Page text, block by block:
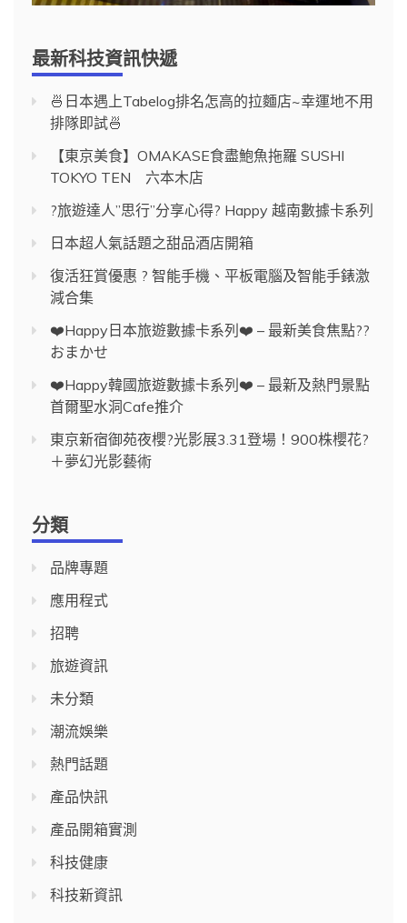
最新科技資訊快遞
🍜日本遇上Tabelog排名怎高的拉麵店~幸運地不用
排隊即試🍜
【東京美食】OMAKASE食盡鮑魚拖羅 SUSHI
TOKYO TEN 六本木店
?旅遊達人”思行”分享心得? Happy 越南數據卡系列
日本超人氣話題之甜品酒店開箱
復活狂賞優惠 ? 智能手機、平板電腦及智能手錶激
減合集
❤️Happy日本旅遊數據卡系列❤️ – 最新美食焦點??
おまかせ
❤️Happy韓國旅遊數據卡系列❤️ – 最新及熱門景點
首爾聖水洞Cafe推介
東京新宿御苑夜櫻?光影展3.31登場！900株櫻花?
＋夢幻光影藝術
分類
品牌專題
應用程式
招聘
旅遊資訊
未分類
潮流娛樂
熱門話題
產品快訊
產品開箱實測
科技健康
科技新資訊